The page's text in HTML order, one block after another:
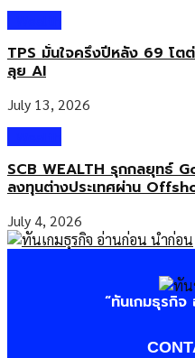
TPS มั่นใจครึ่งปีหลัง 69 โต
ลุย AI
July 13, 2026
SCB WEALTH รุกกลยุทธ์
ลงทุนต่างประเทศผ่าน
July 4, 2026
“ทันเกมธุรกิ